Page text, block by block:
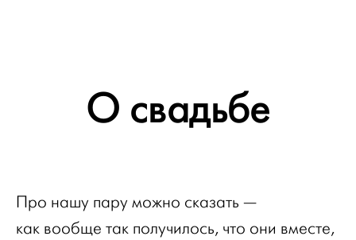
О свадьбе
Про нашу пару можно сказать —
как вообще так получилось, что они вместе,